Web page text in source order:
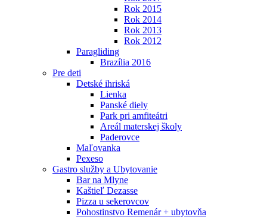
Rok 2015
Rok 2014
Rok 2013
Rok 2012
Paragliding
Brazília 2016
Pre deti
Detské ihriská
Lienka
Panské diely
Park pri amfiteátri
Areál materskej školy
Paderovce
Maľovanka
Pexeso
Gastro služby a Ubytovanie
Bar na Mlyne
Kaštieľ Dezasse
Pizza u sekerovcov
Pohostinstvo Remenár + ubytovňa